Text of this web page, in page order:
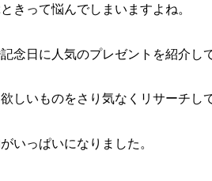
きって悩んでしまいますよね。
念日に人気のプレゼントを紹介し
しいものをさり気なくリサーチし
いっぱいになりました。